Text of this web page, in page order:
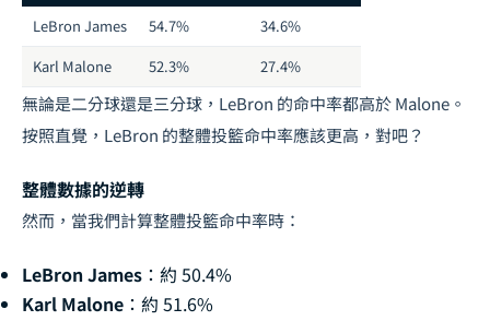
LeBron James
54.7%
34.6%
Karl Malone
52.3% 27.4%
無論是二分球還是三分球，LeBron 的命中率都高於 Malone。
按照直覺，LeBron 的整體投籃命中率應該更高，對吧？
整體數據的逆轉
然而，當我們計算整體投籃命中率時：
LeBron James ：約 50.4%
Karl Malone ：約 51.6%